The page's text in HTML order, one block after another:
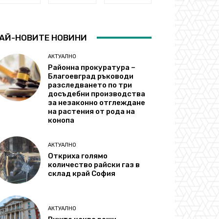
НОВИТЕ НОВИНИ
АКТУАЛНО
Районна прокуратура –
Благоевград ръководи
разследването по три
досъдебни производства
за незаконно отглеждане
на растения от рода на
конопа
АКТУАЛНО
Откриха голямо
количество райски газ в
склад край София
АКТУАЛНО